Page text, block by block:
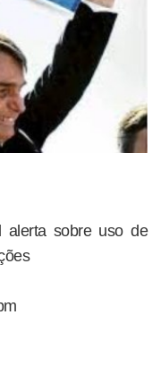
alerta sobre uso de